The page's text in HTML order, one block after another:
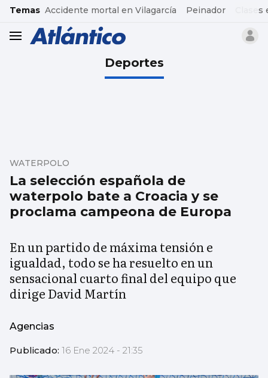
common.go-to-content
Temas Accidente mortal en Vilagarcía Peinador
header.menu.open
Deportes
La selección española de
waterpolo bate a Croacia y se
proclama campeona de Europa
WATERPOLO
En un partido de máxima tensión e
igualdad, todo se ha resuelto en un
sensacional cuarto final del equipo que
dirige David Martín
Agencias
Publicado: 16 Ene 2024 - 21:35